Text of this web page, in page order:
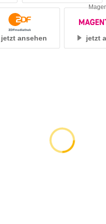
jetzt ansehen jetzt